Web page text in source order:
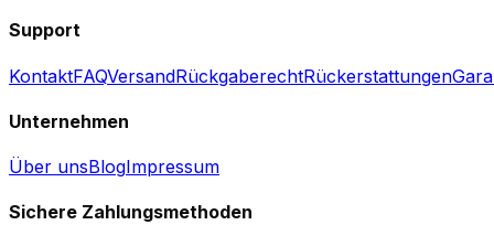
Support
KontaktFAQVersandRückgaberechtRückerstattungen
Unternehmen
Über unsBlogImpressum
Sichere Zahlungsmethoden